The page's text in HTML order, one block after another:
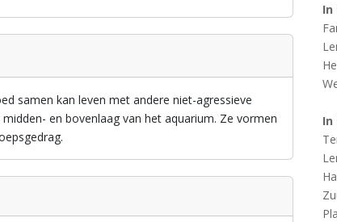
In
In
samen kan leven met andere niet-agressieve
en bovenlaag van het aquarium. Ze vormen